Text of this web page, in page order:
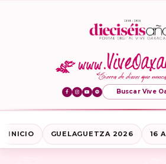
Buscar Vive
INICIO GUELAGUETZA 2026 16